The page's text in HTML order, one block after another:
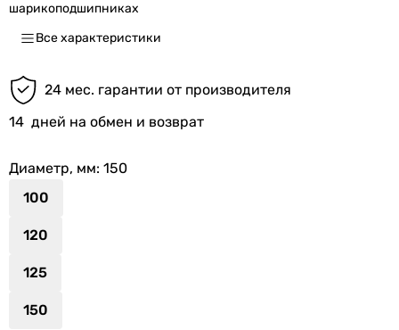
шарикоподшипниках
Все характеристики
24 мес. гарантии от производителя
14 дней на обмен и возврат
Диаметр, мм: 150
100
120
125
150